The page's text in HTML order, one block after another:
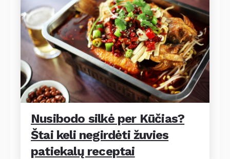
Nusibodo silkė per Kūčias?
Štai keli negirdėti žuvies
patiekalų receptai